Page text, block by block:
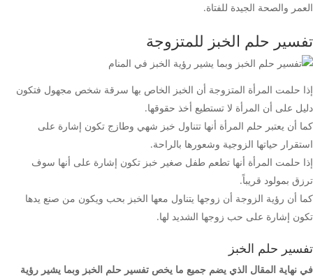
العمر والصحة الجيدة للفتاة.
تفسير حلم الخبز للمتزوجة
إذا حلمت المرأة المتزوجة أن الخبز الخاص بها سرقة شخص مجهول فتكون
دليل على أن المرأة لا تستطيع أخذ حقوقها.
كما أن يعتبر حلم المرأة أنها تتناول خبز شهي وطازج تكون إشارة على
استقرار حياتها الزوجية وشعورها بالراحة.
إذا حلمت المرأة أنها تطعم طفل صغير خبز تكون إشارة على أنها سوف
ترزق بمولود قريباً.
كما أن رؤية الزوجة أن زوجها يتناول معها الخبز بحب ويكون من صنع يدها
تكون إشارة على حب زوجها الشديد لها.
تفسير حلم الخبز
في نهاية المقال الذي يضم جميع ما يخص تفسير حلم الخبز وبما يشير رؤية